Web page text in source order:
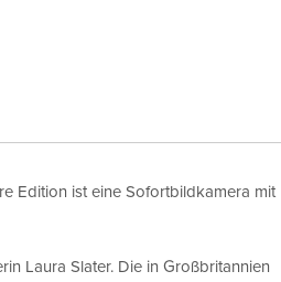
Edition ist eine Sofortbildkamera mit
Laura Slater. Die in Großbritannien